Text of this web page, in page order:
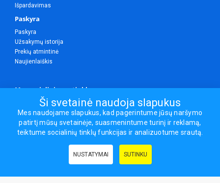
Išpardavimas
Paskyra
Paskyra
Užsakymų istorija
Prekių atmintinė
Naujienlaiškis
Mes socialiniuose tinkluose
Visos teisės saugomos.
Sporto ir laisvalaikio prekės, maisto papildai - erasportas.lt © 2026
Ši svetainė naudoja slapukus
Mes naudojame slapukus, kad pagerintume jūsų naršymo
patirtį mūsų svetainėje, suasmenintume turinį ir reklamą,
teiktume socialinių tinklų funkcijas ir analizuotume srautą.
NUSTATYMAI SUTINKU